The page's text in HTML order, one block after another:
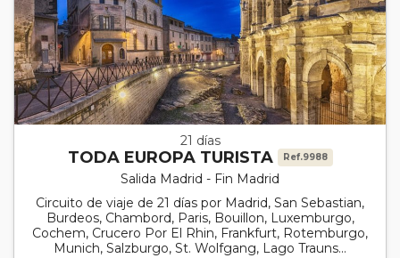
21 días
TODA EUROPA TURISTA Ref.9988
Salida Madrid - Fin Madrid
Circuito de viaje de 21 días por Madrid, San Sebastian,
Burdeos, Chambord, Paris, Bouillon, Luxemburgo,
Cochem, Crucero Por El Rhin, Frankfurt, Rotemburgo,
Munich, Salzburgo, St. Wolfgang, Lago Trauns...